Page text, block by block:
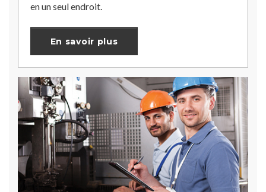
en un seul endroit.
En savoir plus